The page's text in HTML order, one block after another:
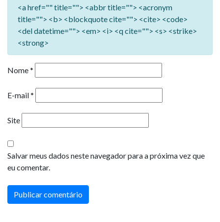
<a href="" title=""> <abbr title=""> <acronym
title=""> <b> <blockquote cite=""> <cite> <code>
<del datetime=""> <em> <i> <q cite=""> <s> <strike>
<strong>
Nome*
E-mail*
Site
Salvar meus dados neste navegador para a próxima vez que
eu comentar.